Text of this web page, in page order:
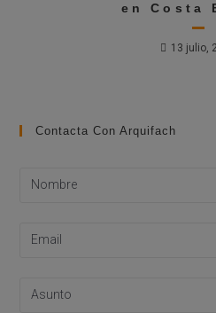
en Costa
13 julio,
Contacta Con Arquifach